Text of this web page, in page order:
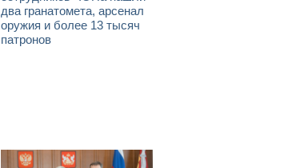
два гранатомета, арсенал
оружия и более 13 тысяч
патронов